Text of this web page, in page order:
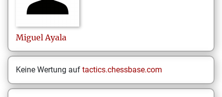
Miguel Ayala
Keine Wertung auf tactics.chessbase.com